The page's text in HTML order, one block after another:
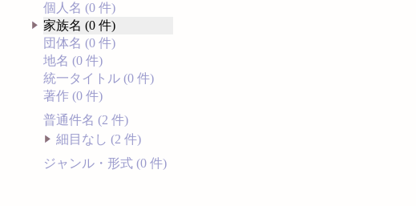
個人名 (0 件)
家族名 (0 件)
団体名 (0 件)
地名 (0 件)
統一タイトル (0 件)
著作 (0 件)
普通件名 (2 件)
細目なし (2 件)
ジャンル・形式 (0 件)